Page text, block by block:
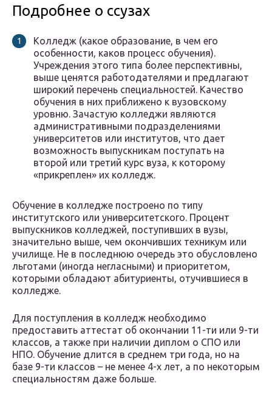
Подробнее о ссузах
Колледж (какое образование, в чем его
особенности, каков процесс обучения).
Учреждения этого типа более перспективны,
выше ценятся работодателями и предлагают
широкий перечень специальностей. Качество
обучения в них приближено к вузовскому
уровню. Зачастую колледжи являются
административными подразделениями
университетов или институтов, что дает
возможность выпускникам поступать на
второй или третий курс вуза, к которому
«прикреплен» их колледж.
Обучение в колледже построено по типу
институтского или университетского. Процент
выпускников колледжей, поступивших в вузы,
значительно выше, чем окончивших техникум или
училище. Не в последнюю очередь это обусловлено
льготами (иногда негласными) и приоритетом,
которыми обладают абитуриенты, отучившиеся в
колледже.
Для поступления в колледж необходимо
предоставить аттестат об окончании 11-ти или 9-ти
классов, а также при наличии диплом о СПО или
НПО. Обучение длится в среднем три года, но на
базе 9-ти классов – не менее 4-х лет, а по некоторым
специальностям даже больше.